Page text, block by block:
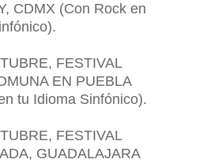
CDMX (Con Rock en
FESTIVAL
EN PUEBLA
tu Idioma Sinfónico).
FESTIVAL
GUADALAJARA